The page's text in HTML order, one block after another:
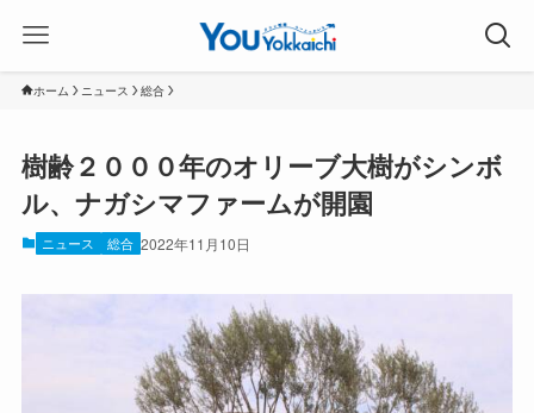
ホーム ニュース 総合
樹齢２０００年のオリーブ大樹がシンボ
ル、ナガシマファームが開園
ニュース 総合 2022年11月10日